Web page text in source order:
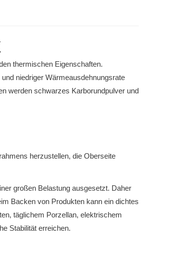
thermischen Eigenschaften.
niedriger Wärmeausdehnungsrate
werden schwarzes Karborundpulver und
herzustellen, die Oberseite
großen Belastung ausgesetzt. Daher
Backen von Produkten kann ein dichtes
täglichem Porzellan, elektrischem
Stabilität erreichen.